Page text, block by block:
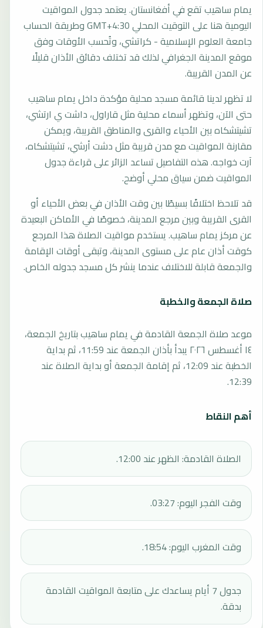
يمام ساهيب تقع في أفغانستان. يعتمد جدول المواقيت
اليومية هنا على التوقيت المحلي GMT+4:30 وطريقة الحساب
جامعة العلوم الإسلامية - كراتشي، وتُحسب الأوقات وفق
موقع المدينة الجغرافي لذلك قد تختلف دقائق الأذان قليلًا
عن المدن القريبة.
لا تظهر لدينا قائمة مسجد محلية مؤكدة داخل يمام ساهيب
حتى الآن، وتظهر أسماء محلية مثل قاراول، داشت ي ارتشي،
تشيتشكاه بين الأحياء والقرى والمناطق القريبة، ويمكن
مقارنة المواقيت مع مدن قريبة مثل دشت أرشي، تشيتشكاه،
آرت خواجه. هذه التفاصيل تساعد الزائر على قراءة جدول
المواقيت ضمن سياق محلي أوضح.
قد تلاحظ اختلافًا بسيطًا بين وقت الأذان في بعض الأحياء أو
القرى القريبة وبين مرجع المدينة، خصوصًا في الأماكن البعيدة
عن مركز يمام ساهيب. يستخدم مواقيت الصلاة هذا المرجع
كوقت أذان عام على مستوى المدينة، وتبقى أوقات الإقامة
والجمعة قابلة للاختلاف عندما ينشر كل مسجد جدوله الخاص.
صلاة الجمعة والخطبة
موعد صلاة الجمعة القادمة في يمام ساهيب بتاريخ الجمعة،
١٤ أغسطس ٢٠٢٦ يبدأ بأذان الجمعة عند 11:59، ثم بداية
الخطبة عند 12:09، ثم إقامة الجمعة أو بداية الصلاة عند
12:39.
أهم النقاط
الصلاة القادمة: الظهر عند 12:00.
وقت الفجر اليوم: 03:27.
وقت المغرب اليوم: 18:54.
جدول 7 أيام يساعدك على متابعة المواقيت القادمة
بدقة.